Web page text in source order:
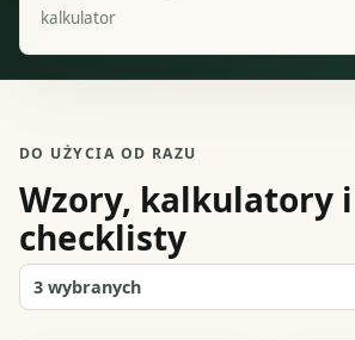
kalkulator
DO UŻYCIA OD RAZU
Wzory, kalkulatory i
checklisty
3 wybranych